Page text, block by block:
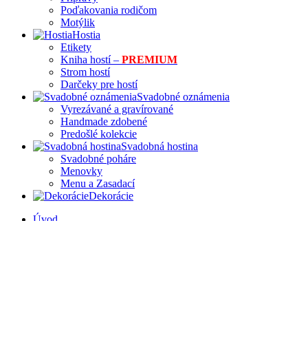
Poďakovania rodičom
Motýlik
Hostia
Etikety
Kniha hostí – PREMIUM
Strom hostí
Darčeky pre hostí
Svadobné oznámenia
Vyrezávané a gravírované
Handmade zdobené
Predošlé kolekcie
Svadobná hostina
Svadobné poháre
Menovky
Menu a Zasadací
Dekorácie
Úvod